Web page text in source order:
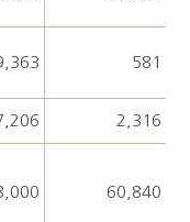
581
2,316
60,840